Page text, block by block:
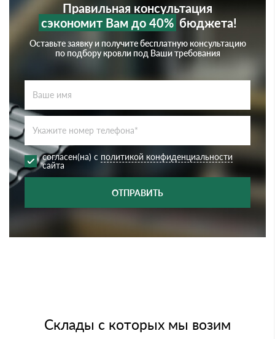
Правильная консультация
сэкономит Вам до 40% бюджета!
Оставьте заявку и получите бесплатную консультацию
по подбору кровли под Ваши требования
согласен(на) с политикой конфиденциальности
сайта
ОТПРАВИТЬ
Склады с которых мы возим